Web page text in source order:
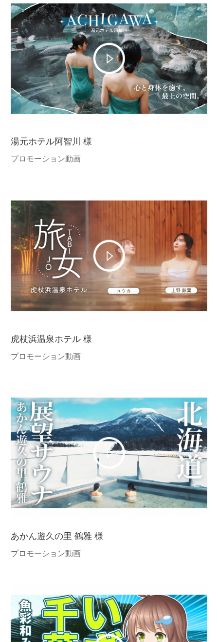
湯元ホテル阿智川 様
プロモーション動画
虎杖浜温泉ホテル 様
プロモーション動画
あかん遊久の里 鶴雅 様
プロモーション動画